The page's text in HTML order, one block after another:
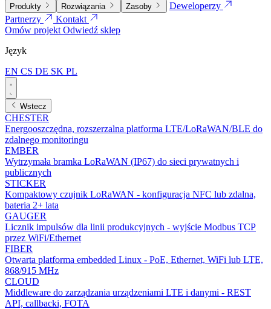
Produkty Rozwiązania Zasoby
Deweloperzy
Partnerzy
Kontakt
Omów projektOdwiedź sklep
Język
EN CS DE SK PL
Wstecz
CHESTER
Energooszczędna, rozszerzalna platforma LTE/LoRaWAN/BLE do
zdalnego monitoringu
EMBER
Wytrzymała bramka LoRaWAN (IP67) do sieci prywatnych i
publicznych
STICKER
Kompaktowy czujnik LoRaWAN - konfiguracja NFC lub zdalna,
bateria 2+ lata
GAUGER
Licznik impulsów dla linii produkcyjnych - wyjście Modbus TCP
przez WiFi/Ethernet
FIBER
Otwarta platforma embedded Linux - PoE, Ethernet, WiFi lub LTE,
868/915 MHz
CLOUD
Middleware do zarządzania urządzeniami LTE i danymi - REST
API, callbacki, FOTA